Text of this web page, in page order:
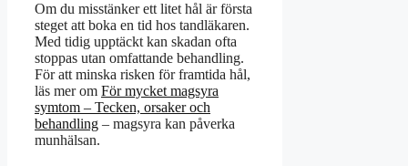
Om du misstänker ett litet hål är första
steget att boka en tid hos tandläkaren.
Med tidig upptäckt kan skadan ofta
stoppas utan omfattande behandling.
För att minska risken för framtida hål,
läs mer om För mycket magsyra
symtom – Tecken, orsaker och
behandling – magsyra kan påverka
munhälsan.